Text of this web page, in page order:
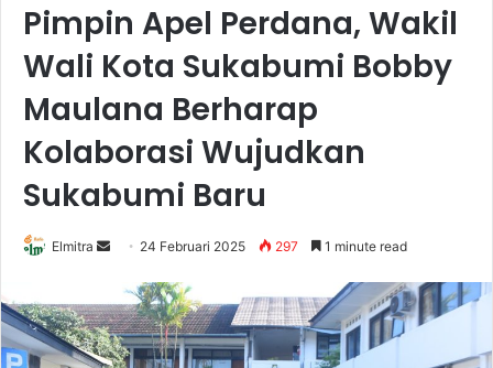
Pimpin Apel Perdana, Wakil
Wali Kota Sukabumi Bobby
Maulana Berharap
Kolaborasi Wujudkan
Sukabumi Baru
Elmitra
Send
email
24 Februari 2025 297 1 minute read